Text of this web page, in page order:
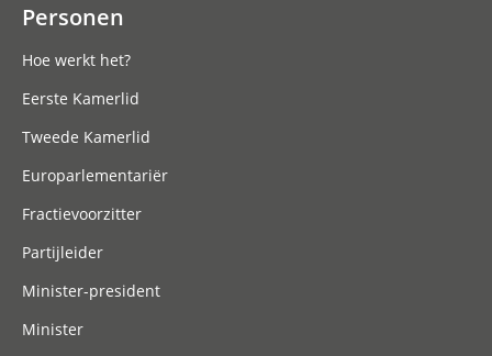
Personen
Hoe werkt het?
Eerste Kamerlid
Tweede Kamerlid
Europarlementariër
Fractievoorzitter
Partijleider
Minister-president
Minister